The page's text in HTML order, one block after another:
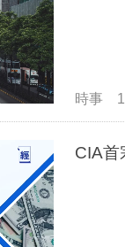
時事
CIA首